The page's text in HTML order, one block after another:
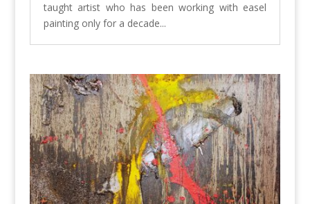
taught artist who has been working with easel
painting only for a decade...